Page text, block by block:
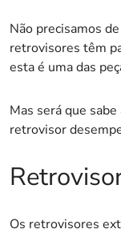
Não precisamos
retrovisores têm
esta é uma das
Mas será que
retrovisor
Os retrovisores